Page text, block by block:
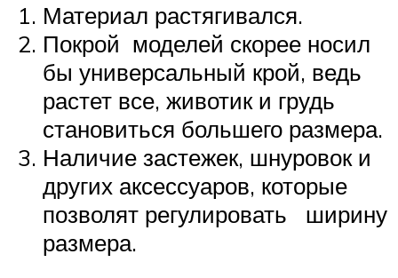
Материал растягивался.
Покрой моделей скорее носил
бы универсальный крой, ведь
растет все, животик и грудь
становиться большего размера.
Наличие застежек, шнуровок и
других аксессуаров, которые
позволят регулировать ширину
размера.